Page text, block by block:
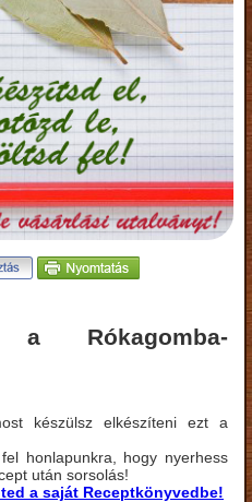
Rókagomba-
készülsz elkészíteni ezt a
honlapunkra, hogy nyerhess
után sorsolás!
a saját Receptkönyvedbe!